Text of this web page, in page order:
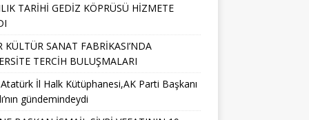
TARİHİ GEDİZ KÖPRÜSÜ HİZMETE
KÜLTÜR SANAT FABRİKASI’NDA
TERCİH BULUŞMALARI
İl Halk Kütüphanesi,AK Parti Başkanı
gündemindeydi